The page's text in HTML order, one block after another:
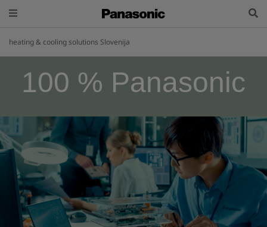
heating & cooling solutions Slovenija
100 % Panasonic